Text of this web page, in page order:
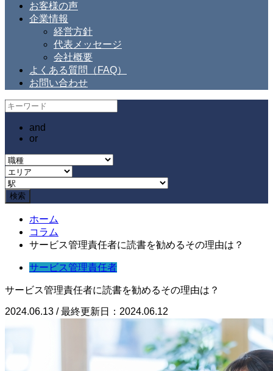
お客様の声
企業情報
経営方針
代表メッセージ
会社概要
よくある質問（FAQ）
お問い合わせ
and
or
ホーム
コラム
サービス管理責任者に読書を勧めるその理由は？
サービス管理責任者
サービス管理責任者に読書を勧めるその理由は？
2024.06.13 / 最終更新日：2024.06.12